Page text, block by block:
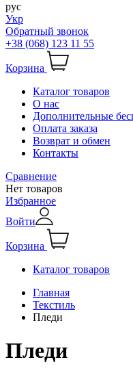
рус
Укр
Обратный звонок
+38 (068) 123 11 55
Корзина
Каталог товаров
О нас
Дополнительные
Оплата заказа
Возврат и обмен
Контакты
Сравнение
Нет товаров
Избранное
Войти
Корзина
Каталог товаров
Главная
Текстиль
Пледи
Пледи